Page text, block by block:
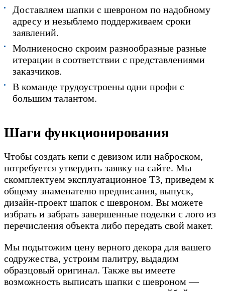
Доставляем шапки с шевроном по надобному
адресу и незыблемо поддерживаем сроки
заявлений.
Молниеносно скроим разнообразные разные
итерации в соответствии с представлениями
заказчиков.
В команде трудоустроены одни профи с
большим талантом.
Шаги функционирования
Чтобы создать кепи с девизом или наброском,
потребуется утвердить заявку на сайте. Мы
скомплектуем эксплуатационное ТЗ, приведем к
общему знаменателю предписания, выпуск,
дизайн-проект шапок с шевроном. Вы можете
избрать и забрать завершенные поделки с лого из
перечисления объекта либо передать свой макет.
Мы подытожим цену верного декора для вашего
содружества, устроим палитру, выдадим
образцовый оригинал. Также вы имеете
возможность выписать шапки с шевроном —